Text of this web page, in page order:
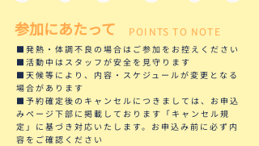
参加にあたって POINTS TO NOTE
■発熱・体調不良の場合はご参加をお控えください
■活動中はスタッフが安全を見守ります
■天候等により、内容・スケジュールが変更となる
場合があります
■予約確定後のキャンセルにつきましては、お申込
みページ下部に掲載しております「キャンセル規
定」に基づき対応いたします。お申込み前に必ず内
容をご確認ください